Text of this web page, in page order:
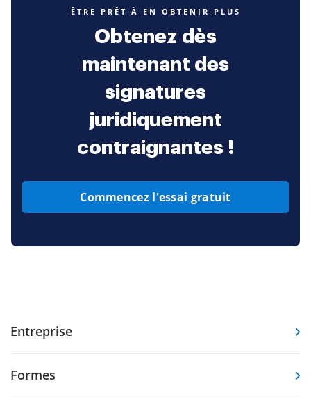
ÊTRE PRÊT À EN OBTENIR PLUS
Obtenez dès
maintenant des
signatures
juridiquement
contraignantes !
Commencez l'essai gratuit
Entreprise
Formes